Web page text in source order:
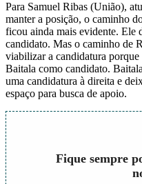
Para Samuel Ribas (União),
manter a posição, o caminho
ficou ainda mais evidente. Ele
candidato. Mas o caminho de
viabilizar a candidatura
Baitala como candidato.
uma candidatura à direita e
espaço para busca de apoio.
Fique sempre